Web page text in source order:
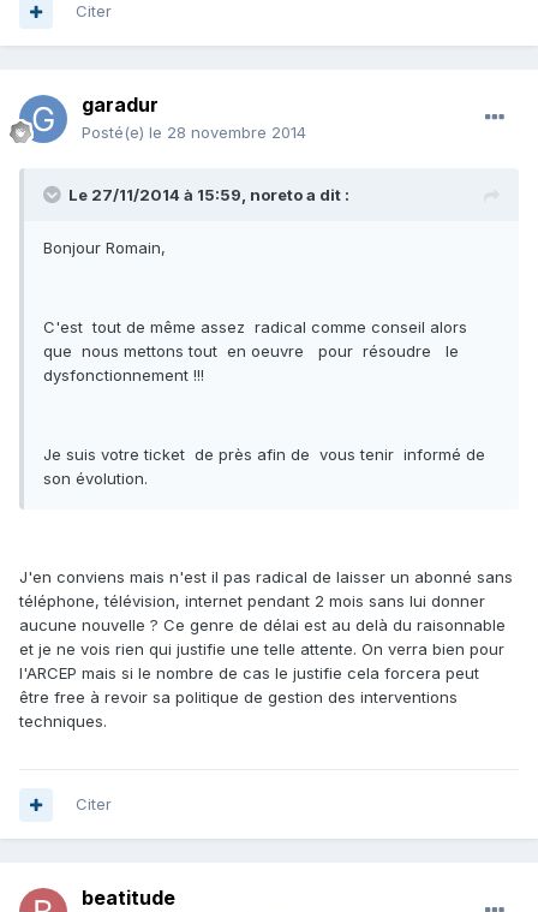
Citer
garadur
Posté(e) le 28 novembre 2014
Le 27/11/2014 à 15:59, noreto a dit :
Bonjour Romain,
C'est tout de même assez radical comme conseil alors
que nous mettons tout en oeuvre pour résoudre le
dysfonctionnement !!!
Je suis votre ticket de près afin de vous tenir informé de
son évolution.
J'en conviens mais n'est il pas radical de laisser un abonné sans
téléphone, télévision, internet pendant 2 mois sans lui donner
aucune nouvelle ? Ce genre de délai est au delà du raisonnable
et je ne vois rien qui justifie une telle attente. On verra bien pour
l'ARCEP mais si le nombre de cas le justifie cela forcera peut
être free à revoir sa politique de gestion des interventions
techniques.
Citer
beatitude